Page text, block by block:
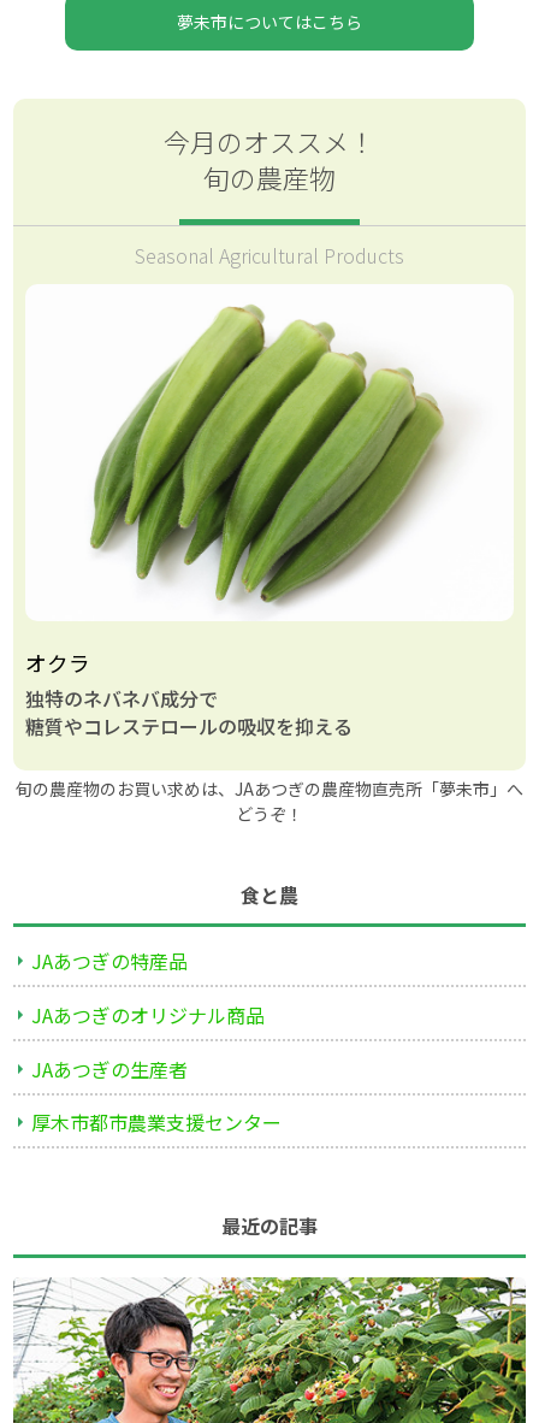
夢未市についてはこちら
今月のオススメ！
旬の農産物
Seasonal Agricultural Products
オクラ
独特のネバネバ成分で
糖質やコレステロールの吸収を抑える
旬の農産物のお買い求めは、JAあつぎの農産物直売所「夢未市」へ
どうぞ！
食と農
JAあつぎの特産品
JAあつぎのオリジナル商品
JAあつぎの生産者
厚木市都市農業支援センター
最近の記事